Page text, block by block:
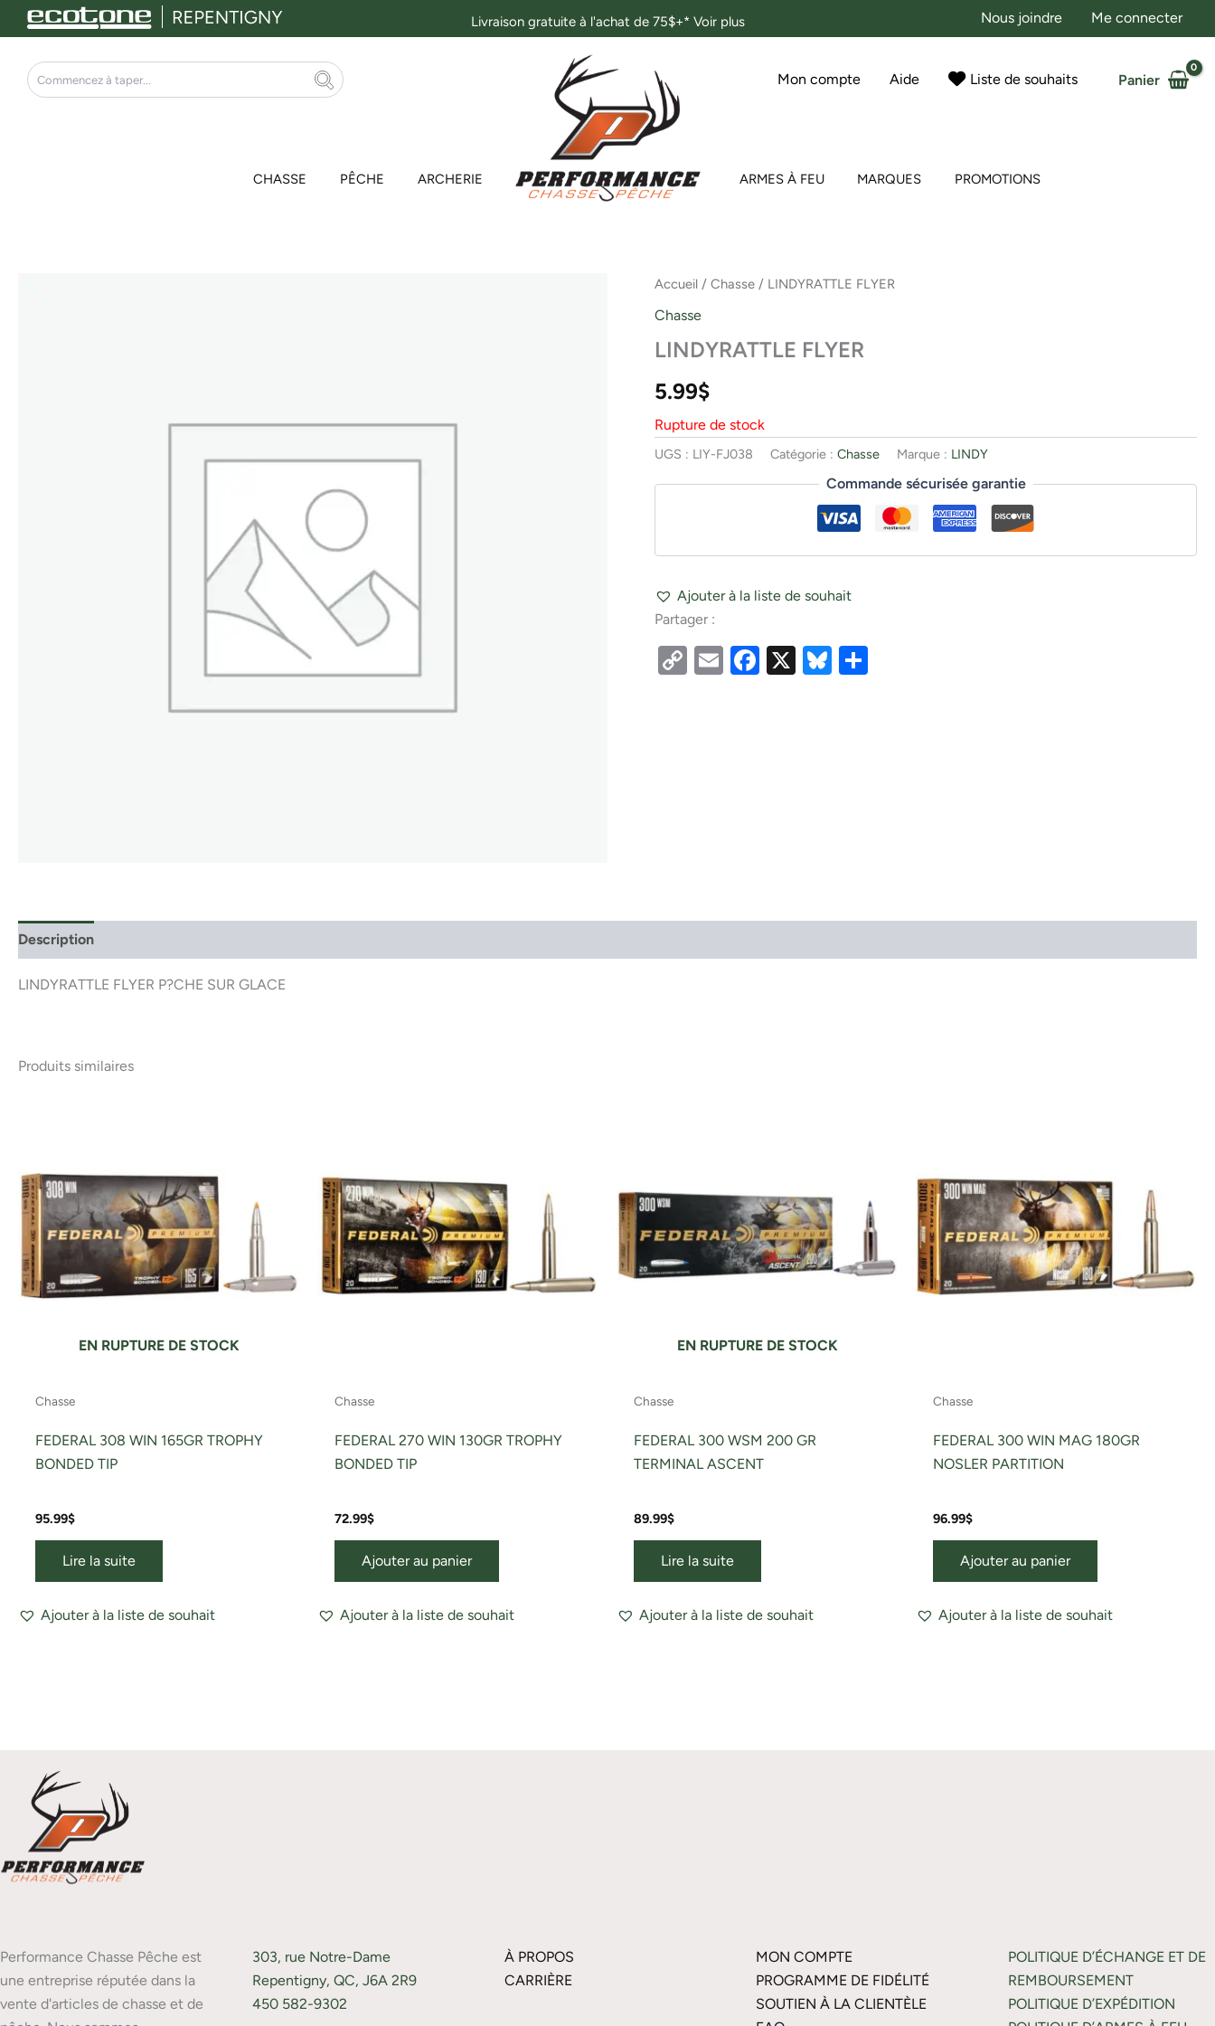
Aller
au
contenu
Livraison gratuite à l'achat de 75$+* Voir plus Nous joindre Me connecter
Rechercher
Mon compte Aide Liste de souhaits Panier
CHASSE PÊCHE ARCHERIE ARMES À FEU MARQUES PROMOTIONS
Accueil /Chasse / LINDYRATTLE FLYER
Chasse
LINDYRATTLE FLYER
5.99$
Rupture de stock
UGS : LIY-FJ038 Catégorie :Chasse Marque : LINDY
Commande sécurisée garantie
Ajouter à la liste de souhait
Partager :
CopyEmailFacebook
X Bluesky
Description
LINDYRATTLE FLYER P?CHE SUR GLACE
Produits similaires
EN RUPTURE DE STOCK
Chasse
FEDERAL 308 WIN 165GR TROPHY
BONDED TIP
95.99$
Lire la suite
Ajouter à la liste de souhait
Chasse
FEDERAL 270 WIN 130GR TROPHY
BONDED TIP
72.99$
Ajouter au panier
Ajouter à la liste de souhait
EN RUPTURE DE STOCK
Chasse
FEDERAL 300 WSM 200 GR
TERMINAL ASCENT
89.99$
Lire la suite
Ajouter à la liste de souhait
Chasse
FEDERAL 300 WIN MAG 180GR
NOSLER PARTITION
96.99$
Ajouter au panier
Ajouter à la liste de souhait
Performance Chasse Pêche est
une entreprise réputée dans la
vente d'articles de chasse et de
303, rue Notre-Dame
Repentigny, QC, J6A 2R9
450 582-9302
À PROPOS
CARRIÈRE
MON COMPTE
PROGRAMME DE FIDÉLITÉ
SOUTIEN À LA CLIENTÈLE
POLITIQUE D’ÉCHANGE ET DE
REMBOURSEMENT
POLITIQUE D’EXPÉDITION